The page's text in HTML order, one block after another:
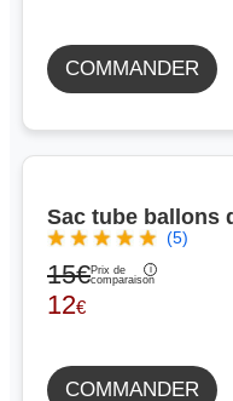
COMMANDER
Sac tube ballons
(5)
15€Prix de
comparaison
12€
COMMANDER